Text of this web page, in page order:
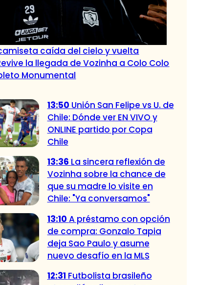
caída del cielo y vuelta
la llegada de Vozinha a Colo Colo
Monumental
13:50 Unión San Felipe vs U. de
Chile: Dónde ver EN VIVO y
ONLINE partido por Copa
Chile
13:36 La sincera reflexión de
Vozinha sobre la chance de
que su madre lo visite en
Chile: "Ya conversamos"
13:10 A préstamo con opción
de compra: Gonzalo Tapia
deja Sao Paulo y asume
nuevo desafío en la MLS
12:31 Futbolista brasileño